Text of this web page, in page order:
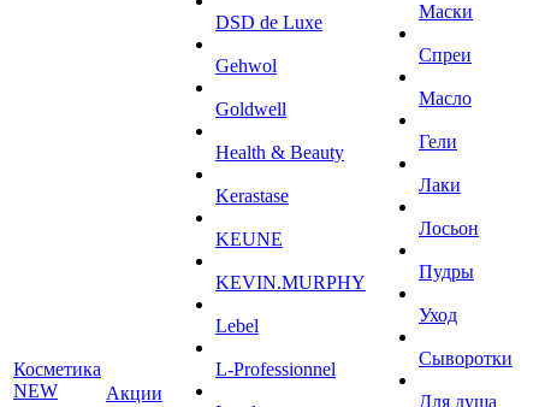
Косметика
NEW
Акции
DSD de Luxe
Gehwol
Goldwell
Health & Beauty
Kerastase
KEUNE
KEVIN.MURPHY
Lebel
L-Professionnel
Маски
Спреи
Масло
Гели
Лаки
Лосьон
Пудры
Уход
Сыворотки
Для душа